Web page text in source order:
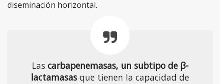
diseminación horizontal.
Las carbapenemasas, un subtipo de β-
lactamasas que tienen la capacidad de